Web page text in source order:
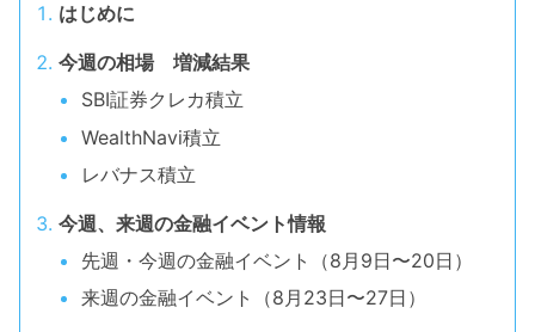
はじめに
今週の相場 増減結果
SBI証券クレカ積立
WealthNavi積立
レバナス積立
今週、来週の金融イベント情報
先週・今週の金融イベント（8月9日〜20日）
来週の金融イベント（8月23日〜27日）